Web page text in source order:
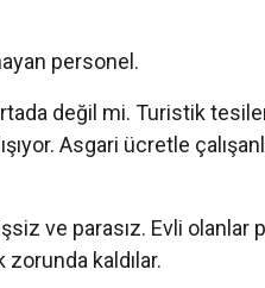
personel.
değil mi. Turistik
Asgari ücretle
ve parasız. Evli olanlar
zorunda kaldılar.